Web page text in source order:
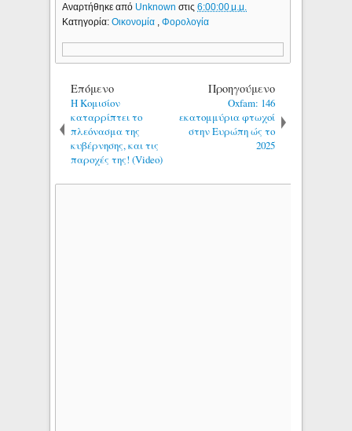
Αναρτήθηκε από Unknownστις6:00:00 μ.μ.
Κατηγορία:Οικονομία ,Φορολογία
Επόμενο
Η Κομισίον
καταρρίπτει το
πλεόνασμα της
κυβέρνησης, και τις
παροχές της! (Video)
Προηγούμενο
Oxfam: 146
εκατομμύρια φτωχοί
στην Ευρώπη ώς το
2025